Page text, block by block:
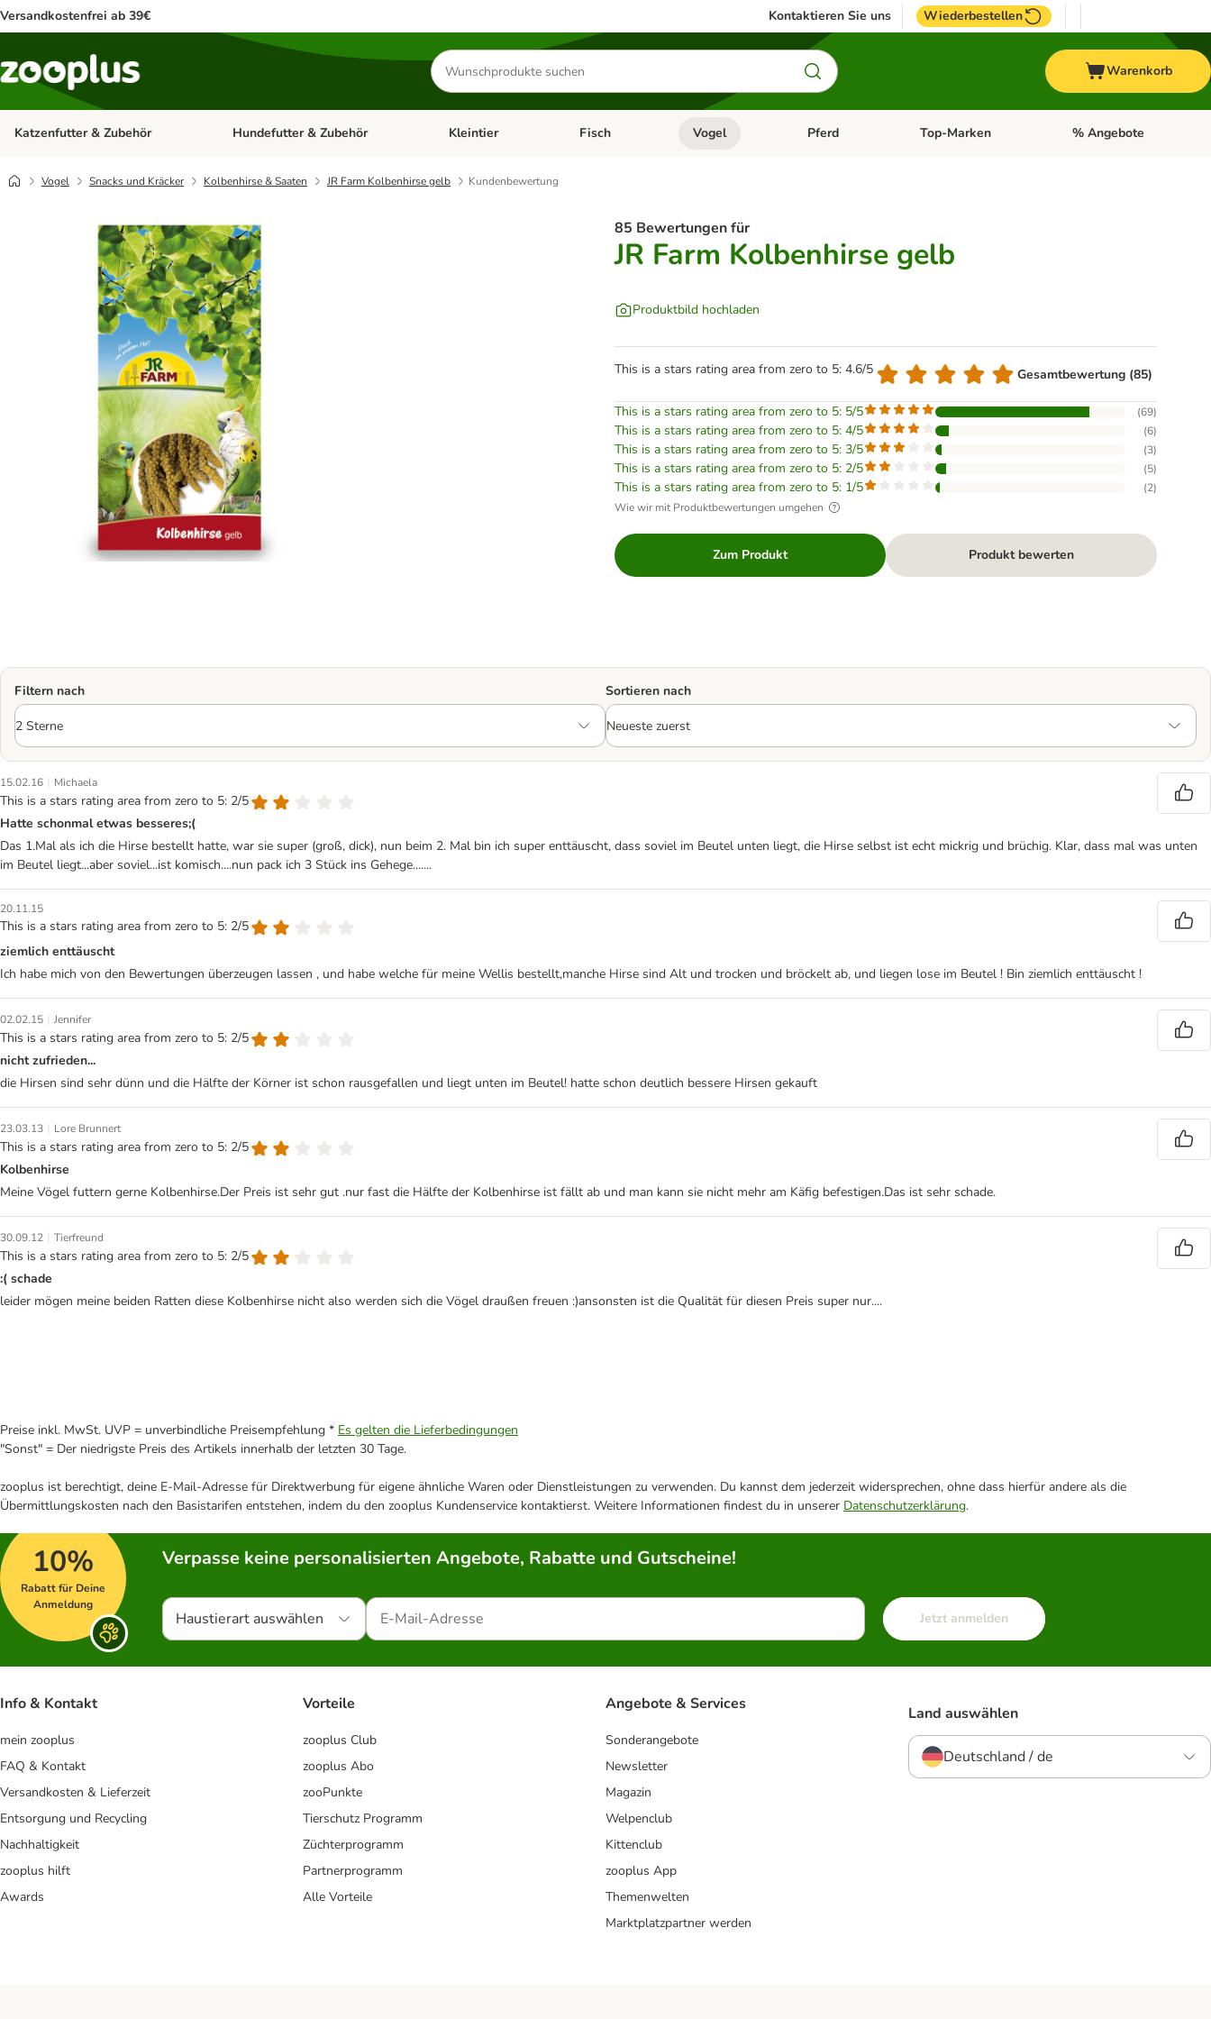
Versandkostenfrei ab 39€ Kontaktieren Sie uns Wiederbestellen
Produkte
suchen
Warenkorb
Katzenfutter & Zubehör Kategorie-Menü öffnen: Katzenfutter & Zubehör
Hundefutter & Zubehör Kategorie-Menü öffnen: Hundefutter & Zubehör
Kleintier Kategorie-Menü öffnen: Kleintier
Fisch Kategorie-Menü öffnen: Fisch
Vogel Kategorie-Menü öffnen: Vogel
Pferd Kategorie-Menü öffnen: Pferd
Top-Marken Kategorie-Menü öffnen:
% Angebote
Vogel Snacks und Kräcker Kolbenhirse & Saaten JR Farm Kolbenhirse gelb Kundenbewertung
85 Bewertungen für
JR Farm Kolbenhirse gelb
Produktbild hochladen
This is a stars rating area from zero to 5: 4.6/5 Gesamtbewertung (85)
This is a stars rating area from zero to 5: 5/5 (69)
This is a stars rating area from zero to 5: 4/5 (6)
This is a stars rating area from zero to 5: 3/5 (3)
This is a stars rating area from zero to 5: 2/5 (5)
This is a stars rating area from zero to 5: 1/5 (2)
Wie wir mit Produktbewertungen umgehen
Zum Produkt Produkt bewerten
Filtern nach Sortieren nach
15.02.16 | Michaela
This is a stars rating area from zero to 5: 2/5
Hatte schonmal etwas besseres;(
Das 1.Mal als ich die Hirse bestellt hatte, war sie super (groß, dick), nun beim 2. Mal bin ich super enttäuscht, dass soviel im Beutel unten liegt, die Hirse selbst ist echt mickrig und brüchig. Klar, dass mal was unten
im Beutel liegt...aber soviel...ist komisch....nun pack ich 3 Stück ins Gehege.......
20.11.15
This is a stars rating area from zero to 5: 2/5
ziemlich enttäuscht
Ich habe mich von den Bewertungen überzeugen lassen , und habe welche für meine Wellis bestellt,manche Hirse sind Alt und trocken und bröckelt ab, und liegen lose im Beutel ! Bin ziemlich enttäuscht !
02.02.15 | Jennifer
This is a stars rating area from zero to 5: 2/5
nicht zufrieden...
die Hirsen sind sehr dünn und die Hälfte der Körner ist schon rausgefallen und liegt unten im Beutel! hatte schon deutlich bessere Hirsen gekauft
23.03.13 | Lore Brunnert
This is a stars rating area from zero to 5: 2/5
Kolbenhirse
Meine Vögel futtern gerne Kolbenhirse.Der Preis ist sehr gut .nur fast die Hälfte der Kolbenhirse ist fällt ab und man kann sie nicht mehr am Käfig befestigen.Das ist sehr schade.
30.09.12 | Tierfreund
This is a stars rating area from zero to 5: 2/5
:( schade
leider mögen meine beiden Ratten diese Kolbenhirse nicht also werden sich die Vögel draußen freuen :)ansonsten ist die Qualität für diesen Preis super nur....
Preise inkl. MwSt. UVP = unverbindliche Preisempfehlung * Es gelten die Lieferbedingungen
"Sonst" = Der niedrigste Preis des Artikels innerhalb der letzten 30 Tage.
zooplus ist berechtigt, deine E-Mail-Adresse für Direktwerbung für eigene ähnliche Waren oder Dienstleistungen zu verwenden. Du kannst dem jederzeit widersprechen, ohne dass hierfür andere als die
Übermittlungskosten nach den Basistarifen entstehen, indem du den zooplus Kundenservice kontaktierst. Weitere Informationen findest du in unserer Datenschutzerklärung.
10%
Rabatt für Deine
Anmeldung
Verpasse keine personalisierten Angebote, Rabatte und Gutscheine!
Haustierart auswählen Jetzt anmelden
Info & Kontakt
mein zooplus
FAQ & Kontakt
Versandkosten & Lieferzeit
Entsorgung und Recycling
Nachhaltigkeit
zooplus hilft
Awards
Vorteile
zooplus Club
zooplus Abo
zooPunkte
Tierschutz Programm
Züchterprogramm
Partnerprogramm
Alle Vorteile
Angebote & Services
Sonderangebote
Newsletter
Magazin
Welpenclub
Kittenclub
zooplus App
Themenwelten
Marktplatzpartner werden
Land auswählen
Deutschland / de